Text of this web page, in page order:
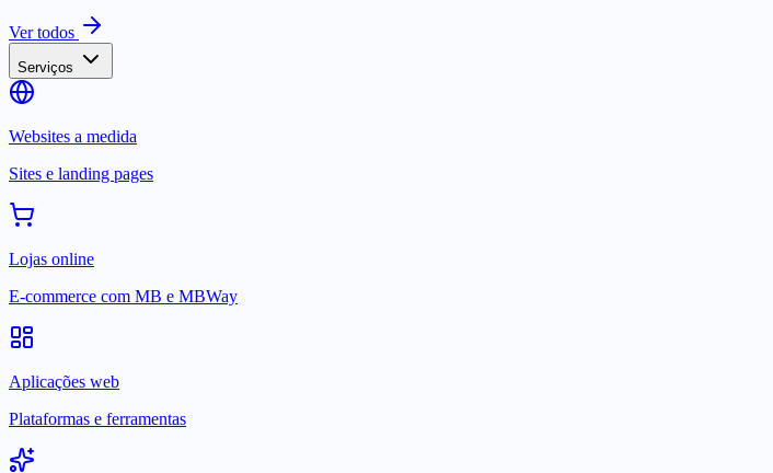
Ver todos
Serviços
Websites a medida
Sites e landing pages
Lojas online
E-commerce com MB e MBWay
Aplicações web
Plataformas e ferramentas